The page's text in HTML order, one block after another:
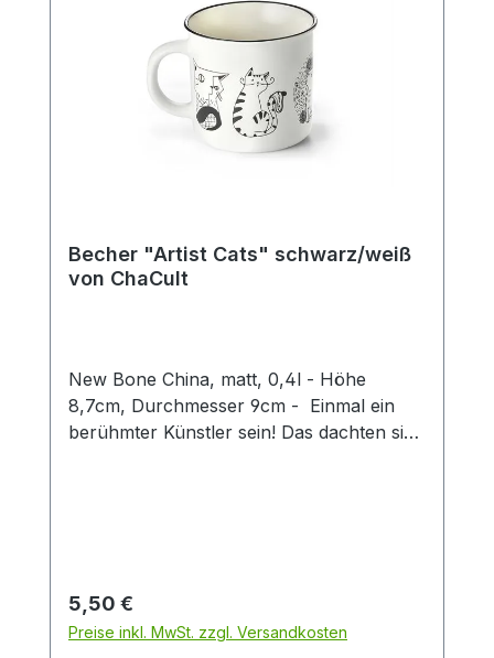
Becher "Artist Cats" schwarz/weiß
von ChaCult
New Bone China, matt, 0,4l - Höhe
8,7cm, Durchmesser 9cm - Einmal ein
berühmter Künstler sein! Das dachten sich
charmant mit verspielten Katzenfiguren
verbindet. Ideal für Kunstliebhaber,
Katzenfreunde oder als originelles
Regulärer Preis:
5,50 €
Preise inkl. MwSt. zzgl. Versandkosten